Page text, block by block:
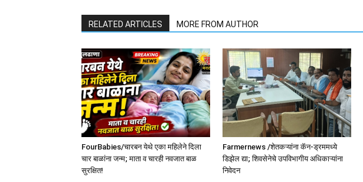
RELATED ARTICLES MORE FROM AUTHOR
FourBabies/चारबन येथे एका महिलेने दिला
चार बाळांना जन्म; माता व चारही नवजात बाळ
सुरक्षित!
Farmernews /शेतकऱ्यांना कॅन-ड्रममध्ये
डिझेल द्या; शिवसेनेचे उपविभागीय अधिकाऱ्यांना
निवेदन